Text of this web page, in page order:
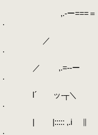
,.-ー===＝＝＝
.
／
.
／
.
l´ ッ-
.
| |:::::
.